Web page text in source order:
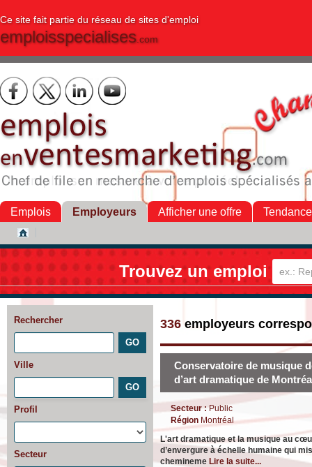
Ce site fait partie du réseau de sites d'emploi
emploisspecialises.com
Emplois Employeurs Afficher une offre
Trouvez un emploi
Rechercher
Ville
Profil
Secteur
336 employeurs
Conservatoire de musique
d’art dramatique de
Secteur :Public
Région Montréal
L'art dramatique et la musique au
d’envergure à échelle humaine qui
chemineme Lire la suite...